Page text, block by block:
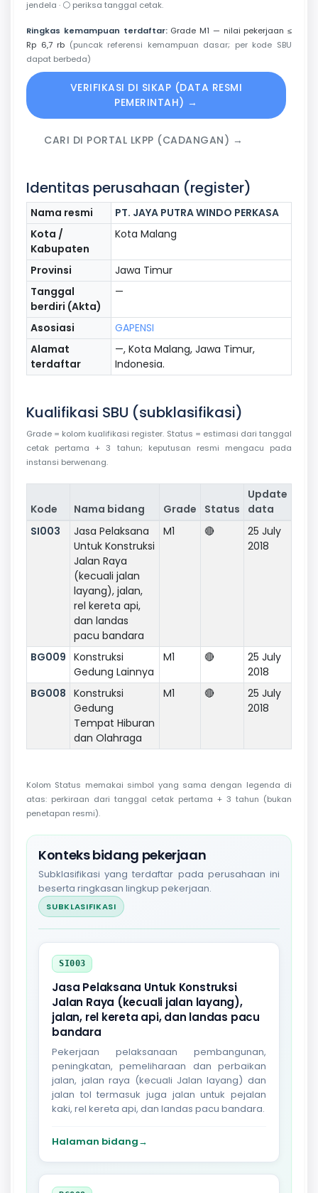
jendela · ⚪ periksa tanggal cetak.
Ringkas kemampuan terdaftar:Grade M1 — nilai pekerjaan ≤
Rp 6,7 rb (puncak referensi kemampuan dasar; per kode SBU
dapat berbeda)
VERIFIKASI DI SIKAP (DATA RESMI
PEMERINTAH) →
CARI DI PORTAL LKPP (CADANGAN) →
Identitas perusahaan (register)
Nama resmi
PT. JAYA PUTRA WINDO PERKASA
Kota /
Kabupaten
Kota Malang
Provinsi
Jawa Timur
Tanggal
berdiri (Akta)
—
Asosiasi
GAPENSI
Alamat
terdaftar
—, Kota Malang, Jawa Timur,
Indonesia.
Kualifikasi SBU (subklasifikasi)
Grade = kolom kualifikasi register. Status = estimasi dari tanggal
cetak pertama + 3 tahun; keputusan resmi mengacu pada
instansi berwenang.
Kode Nama bidang Grade Status
Update
data
SI003
Jasa Pelaksana
Untuk Konstruksi
Jalan Raya
(kecuali jalan
layang), jalan,
rel kereta api,
dan landas
pacu bandara
M1 🔴
25 July
2018
BG009 Konstruksi
Gedung Lainnya
M1 🔴
25 July
2018
BG008 Konstruksi
Gedung
Tempat Hiburan
dan Olahraga
M1 🔴
25 July
2018
Kolom Status memakai simbol yang sama dengan legenda di
atas: perkiraan dari tanggal cetak pertama + 3 tahun (bukan
penetapan resmi).
Konteks bidang pekerjaan
Subklasifikasi yang terdaftar pada perusahaan ini
beserta ringkasan lingkup pekerjaan.
SUBKLASIFIKASI
SI003
Jasa Pelaksana Untuk Konstruksi
Jalan Raya (kecuali jalan layang),
jalan, rel kereta api, dan landas pacu
bandara
Pekerjaan pelaksanaan pembangunan,
peningkatan, pemeliharaan dan perbaikan
jalan, jalan raya (kecuali Jalan layang) dan
jalan tol termasuk juga jalan untuk pejalan
kaki, rel kereta api, dan landas pacu bandara.
Halaman bidang→